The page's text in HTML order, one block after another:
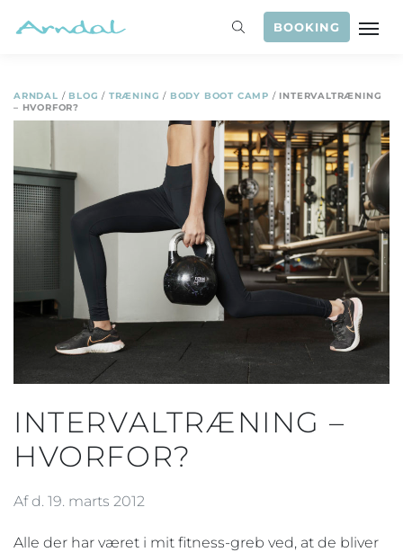
BOOKING
ARNDAL / BLOG / TRÆNING / BODY BOOT CAMP / INTERVALTRÆNING
– HVORFOR?
INTERVALTRÆNING –
HVORFOR?
Af d. 19. marts 2012
Alle der har været i mit fitness-greb ved, at de bliver